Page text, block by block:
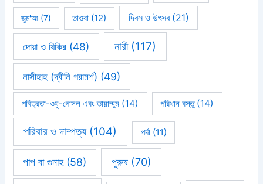
জুম'আ (7) তাওবা (12) দিবস ও উৎসব(21)
দোয়া ও যিকির (48) নারী(117)
নাসীহাহ (দ্বীনি পরামর্শ) (49)
পবিত্রতা-ওযু-গোসল এবং তায়াম্মুম (14) পরিধান বস্তু(14)
পরিবার ও দাম্পত্য(104) পর্দা(11)
পাপ বা গুনাহ(58) পুরুষ(70)